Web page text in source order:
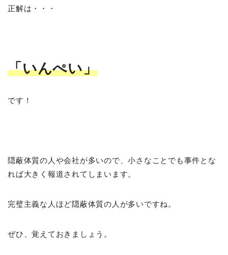
正解は・・・
「いんぺい」
です！
隠蔽体質の人や会社が多いので、小さなことでも事件とな
れば大きく報道されてしまいます。
完璧主義な人ほど隠蔽体質の人が多いですね。
ぜひ、覚えておきましょう。